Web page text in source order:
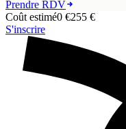
Prendre RDV
Coût estimé0 €255 €
S'inscrire